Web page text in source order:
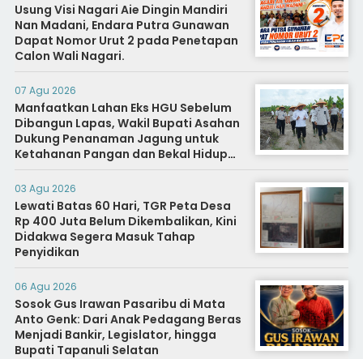
Usung Visi Nagari Aie Dingin Mandiri
Nan Madani, Endara Putra Gunawan
Dapat Nomor Urut 2 pada Penetapan
Calon Wali Nagari.
07 Agu 2026
Manfaatkan Lahan Eks HGU Sebelum
Dibangun Lapas, Wakil Bupati Asahan
Dukung Penanaman Jagung untuk
Ketahanan Pangan dan Bekal Hidup
Warga Binaan
03 Agu 2026
Lewati Batas 60 Hari, TGR Peta Desa
Rp 400 Juta Belum Dikembalikan, Kini
Didakwa Segera Masuk Tahap
Penyidikan
06 Agu 2026
Sosok Gus Irawan Pasaribu di Mata
Anto Genk: Dari Anak Pedagang Beras
Menjadi Bankir, Legislator, hingga
Bupati Tapanuli Selatan